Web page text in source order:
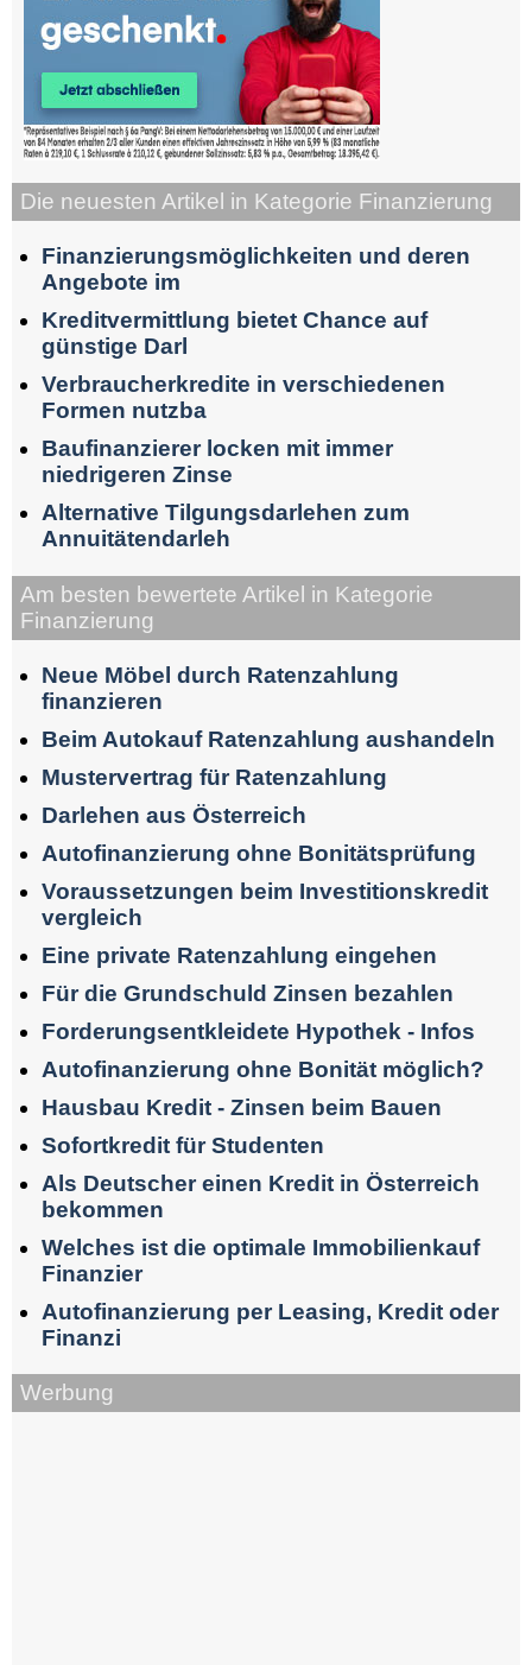
Die neuesten Artikel in Kategorie Finanzierung
Finanzierungsmöglichkeiten und deren
Angebote im
Kreditvermittlung bietet Chance auf
günstige Darl
Verbraucherkredite in verschiedenen
Formen nutzba
Baufinanzierer locken mit immer
niedrigeren Zinse
Alternative Tilgungsdarlehen zum
Annuitätendarleh
Am besten bewertete Artikel in Kategorie
Finanzierung
Neue Möbel durch Ratenzahlung
finanzieren
Beim Autokauf Ratenzahlung aushandeln
Mustervertrag für Ratenzahlung
Darlehen aus Österreich
Autofinanzierung ohne Bonitätsprüfung
Voraussetzungen beim Investitionskredit
vergleich
Eine private Ratenzahlung eingehen
Für die Grundschuld Zinsen bezahlen
Forderungsentkleidete Hypothek - Infos
Autofinanzierung ohne Bonität möglich?
Hausbau Kredit - Zinsen beim Bauen
Sofortkredit für Studenten
Als Deutscher einen Kredit in Österreich
bekommen
Welches ist die optimale Immobilienkauf
Finanzier
Autofinanzierung per Leasing, Kredit oder
Finanzi
Werbung